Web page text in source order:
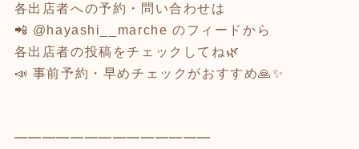
各出店者への予約・問い合わせは
📲 @hayashi__marche のフィードから
各出店者の投稿をチェックしてね🌿
📣 事前予約・早めチェックがおすすめ🙏✨
━━━━━━━━━━━━━━